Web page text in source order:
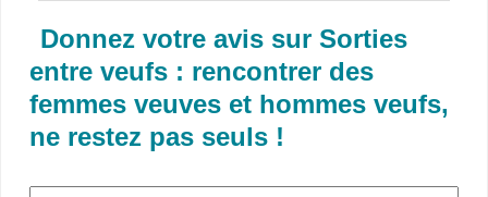
Donnez votre avis sur Sorties
entre veufs : rencontrer des
femmes veuves et hommes veufs,
ne restez pas seuls !